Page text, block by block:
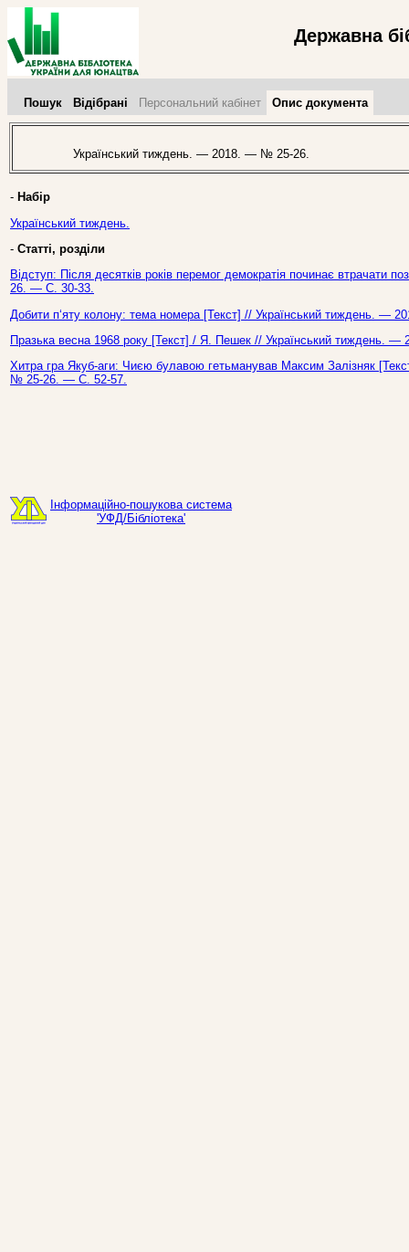
Державна
Пошук Відібрані Персональний кабінет Опис документа
Український тиждень. — 2018. — № 25-26.
- Набір
Український тиждень.
- Статті, розділи
Відступ: Після десятків років перемог демократія починає
26. — С. 30-33.
Добити п‘яту колону: тема номера [Текст] // Український тиждень.
Празька весна 1968 року [Текст] / Я. Пешек // Український
Хитра гра Якуб-аги: Чиєю булавою гетьманував Максим Залізняк
№ 25-26. — С. 52-57.
Інформаційно-пошукова система
'УФД/Бібліотека'